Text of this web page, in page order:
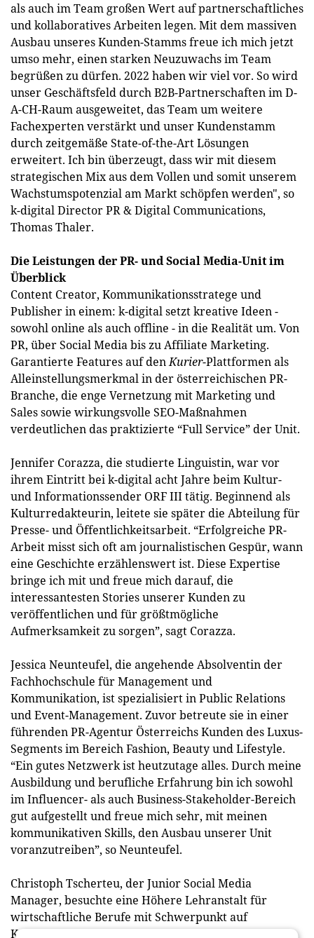
als auch im Team großen Wert auf partnerschaftliches
und kollaboratives Arbeiten legen. Mit dem massiven
Ausbau unseres Kunden-Stamms freue ich mich jetzt
umso mehr, einen starken Neuzuwachs im Team
begrüßen zu dürfen. 2022 haben wir viel vor. So wird
unser Geschäftsfeld durch B2B-Partnerschaften im D-
A-CH-Raum ausgeweitet, das Team um weitere
Fachexperten verstärkt und unser Kundenstamm
durch zeitgemäße State-of-the-Art Lösungen
erweitert. Ich bin überzeugt, dass wir mit diesem
strategischen Mix aus dem Vollen und somit unserem
Wachstumspotenzial am Markt schöpfen werden", so
k-digital Director PR & Digital Communications,
Thomas Thaler.
Die Leistungen der PR- und Social Media-Unit im
Überblick
Content Creator, Kommunikationsstratege und
Publisher in einem: k-digital setzt kreative Ideen -
sowohl online als auch offline - in die Realität um. Von
PR, über Social Media bis zu Affiliate Marketing.
Garantierte Features auf denKurier-Plattformen als
Alleinstellungsmerkmal in der österreichischen PR-
Branche, die enge Vernetzung mit Marketing und
Sales sowie wirkungsvolle SEO-Maßnahmen
verdeutlichen das praktizierte “Full Service” der Unit.
Jennifer Corazza, die studierte Linguistin, war vor
ihrem Eintritt bei k-digital acht Jahre beim Kultur-
und Informationssender ORF III tätig. Beginnend als
Kulturredakteurin, leitete sie später die Abteilung für
Presse- und Öffentlichkeitsarbeit. “Erfolgreiche PR-
Arbeit misst sich oft am journalistischen Gespür, wann
eine Geschichte erzählenswert ist. Diese Expertise
bringe ich mit und freue mich darauf, die
interessantesten Stories unserer Kunden zu
veröffentlichen und für größtmögliche
Aufmerksamkeit zu sorgen”, sagt Corazza.
Jessica Neunteufel, die angehende Absolventin der
Fachhochschule für Management und
Kommunikation, ist spezialisiert in Public Relations
und Event-Management. Zuvor betreute sie in einer
führenden PR-Agentur Österreichs Kunden des Luxus-
Segments im Bereich Fashion, Beauty und Lifestyle.
“Ein gutes Netzwerk ist heutzutage alles. Durch meine
Ausbildung und berufliche Erfahrung bin ich sowohl
im Influencer- als auch Business-Stakeholder-Bereich
gut aufgestellt und freue mich sehr, mit meinen
kommunikativen Skills, den Ausbau unserer Unit
voranzutreiben”, so Neunteufel.
Christoph Tscherteu, der Junior Social Media
Manager, besuchte eine Höhere Lehranstalt für
wirtschaftliche Berufe mit Schwerpunkt auf
Kommunikation und Mediendesign. Parallel zur